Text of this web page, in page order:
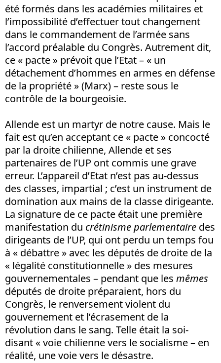
été formés dans les académies militaires et
l’impossibilité d’effectuer tout changement
dans le commandement de l’armée sans
l’accord préalable du Congrès. Autrement dit,
ce « pacte » prévoit que l’Etat – « un
détachement d’hommes en armes en défense
de la propriété » (Marx) – reste sous le
contrôle de la bourgeoisie.
Allende est un martyr de notre cause. Mais le
fait est qu’en acceptant ce « pacte » concocté
par la droite chilienne, Allende et ses
partenaires de l’UP ont commis une grave
erreur. L’appareil d’Etat n’est pas au-dessus
des classes, impartial ; c’est un instrument de
domination aux mains de la classe dirigeante.
La signature de ce pacte était une première
manifestation du crétinisme parlementaire des
dirigeants de l’UP, qui ont perdu un temps fou
à « débattre » avec les députés de droite de la
« légalité constitutionnelle » des mesures
gouvernementales – pendant que les mêmes
députés de droite préparaient, hors du
Congrès, le renversement violent du
gouvernement et l’écrasement de la
révolution dans le sang. Telle était la soi-
disant « voie chilienne vers le socialisme – en
réalité, une voie vers le désastre.